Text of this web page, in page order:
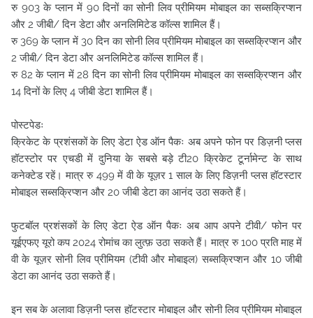
रु 903 के प्लान में 90 दिनों का सोनी लिव प्रीमियम मोबाइल का सब्सक्रिप्शन
और 2 जीबी/ दिन डेटा और अनलिमिटेड कॉल्स शामिल हैं।
रु 369 के प्लान में 30 दिन का सोनी लिव प्रीमियम मोबाइल का सब्सक्रिप्शन और
2 जीबी/ दिन डेटा और अनलिमिटेड कॉल्स शामिल हैं।
रु 82 के प्लान में 28 दिन का सोनी लिव प्रीमियम मोबाइल का सब्सक्रिप्शन और
14 दिनों के लिए 4 जीबी डेटा शामिल हैं।
पोस्टपेडः
क्रिकेट के प्रशंसकों के लिए डेटा ऐड ऑन पैकः अब अपने फोन पर डिज़नी प्लस
हॉटस्टोर पर एचडी में दुनिया के सबसे बड़े टी20 क्रिकेट टूर्नामेन्ट के साथ
कनेक्टेड रहें। मात्र रु 499 में वी के यूज़र 1 साल के लिए डिज़नी प्लस हॉटस्टार
मोबाइल सब्सक्रिप्शन और 20 जीबी डेटा का आनंद उठा सकते हैं।
फुटबॉल प्रशंसकों के लिए डेटा ऐड ऑन पैकः अब आप अपने टीवी/ फोन पर
यूईएफए यूरो कप 2024 रोमांच का लुत्फ़ उठा सकते हैं। मात्र रु 100 प्रति माह में
वी के यूज़र सोनी लिव प्रीमियम (टीवी और मोबाइल) सब्सक्रिप्शन और 10 जीबी
डेटा का आनंद उठा सकते हैं।
इन सब के अलावा डिज़नी प्लस हॉटस्टार मोबाइल और सोनी लिव प्रीमियम मोबाइल